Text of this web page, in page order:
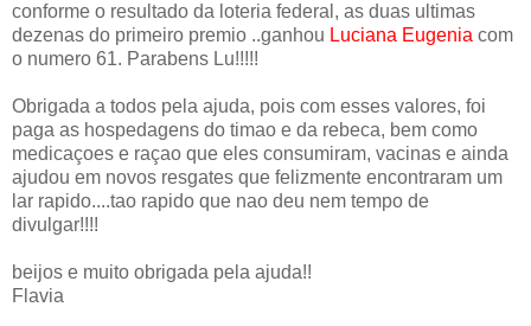
conforme o resultado da loteria federal, as duas ultimas
dezenas do primeiro premio ..ganhou Luciana Eugenia com
o numero 61. Parabens Lu!!!!!
Obrigada a todos pela ajuda, pois com esses valores, foi
paga as hospedagens do timao e da rebeca, bem como
medicaçoes e raçao que eles consumiram, vacinas e ainda
ajudou em novos resgates que felizmente encontraram um
lar rapido....tao rapido que nao deu nem tempo de
divulgar!!!!
beijos e muito obrigada pela ajuda!!
Flavia